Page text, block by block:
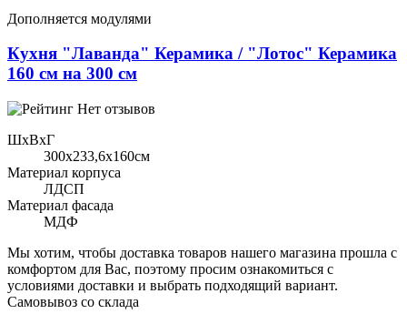
Дополняется модулями
Кухня "Лаванда" Керамика / "Лотос" Керамика
160 см на 300 см
Нет отзывов
ШхВхГ
300x233,6х160см
Материал корпуса
ЛДСП
Материал фасада
МДФ
Мы хотим, чтобы доставка товаров нашего магазина прошла с
комфортом для Вас, поэтому просим ознакомиться с
условиями доставки и выбрать подходящий вариант.
Самовывоз со склада